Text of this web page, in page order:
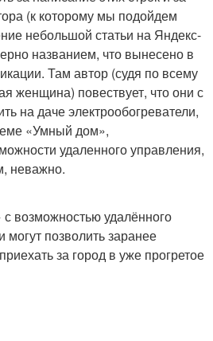
(к которому мы подойдем
небольшой статьи на Яндекс-
названием, что вынесено в
Там автор (судя по всему
женщина) повествует, что они с
на даче электрообогреватели,
«Умный дом»,
удаленного управления,
неважно.
возможностью удалённого
позволить заранее
за город в уже прогретое